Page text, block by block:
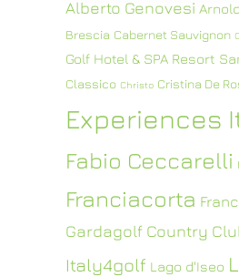
Alberto Genovesi
Brescia Cabernet Sauvignon
Golf Hotel & SPA Resort
Classico Christo Cristina De
Experiences
Fabio Ceccarelli
Franciacorta
Gardagolf Country
Italy4golf Lago d'Iseo